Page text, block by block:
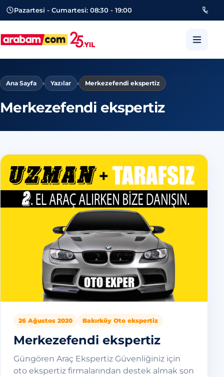
Pazartesi - Cumartesi: 08:30 - 19:00
arabam.com Güngören oto
Ana Sayfa › Yazılar › Merkezefendi ekspertiz
Merkezefendi ekspertiz
26 Ağustos 2020 Bakırköy Oto ekspertiz
Merkezefendi ekspertiz
Güngören Araç Ekspertiz Güvenliğiniz için
oto ekspertiz firmalarından destek almak son